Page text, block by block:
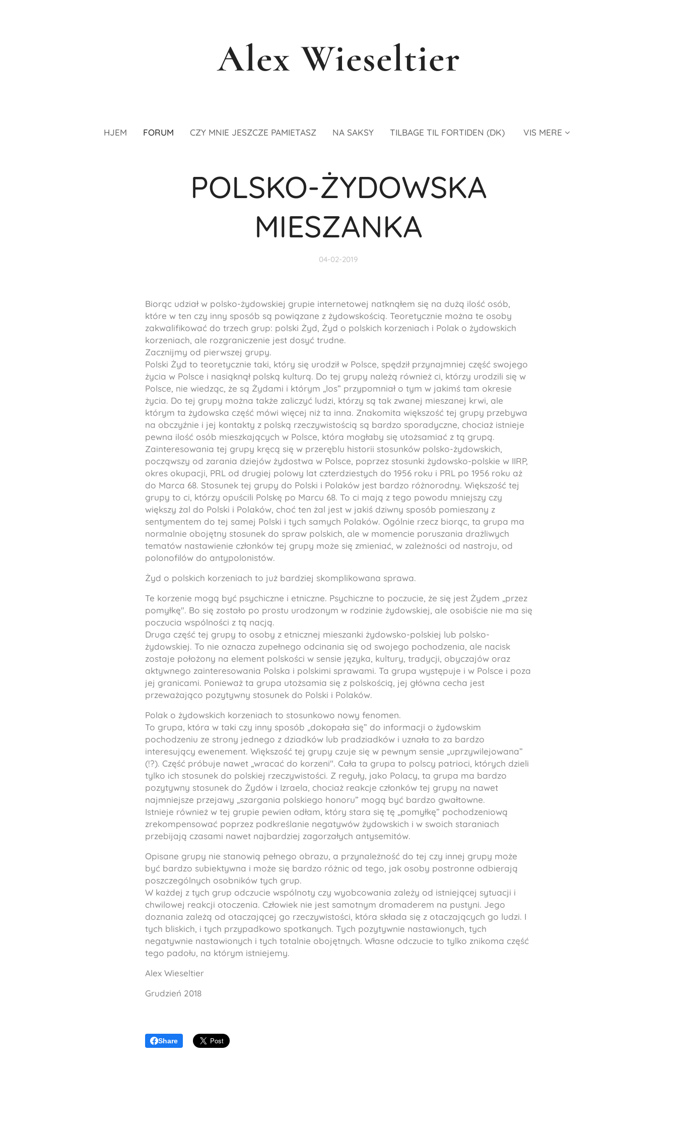
Alex Wieseltier
HJEM FORUM CZY MNIE JESZCZE PAMIETASZ NA SAKSY TILBAGE TIL FORTIDEN (DK) VIS MERE
POLSKO-ŻYDOWSKA
MIESZANKA
04-02-2019
Biorąc udział w polsko-żydowskiej grupie internetowej natknąłem się na dużą ilość osób,
które w ten czy inny sposób są powiązane z żydowskością. Teoretycznie można te osoby
zakwalifikować do trzech grup: polski Żyd, Żyd o polskich korzeniach i Polak o żydowskich
korzeniach, ale rozgraniczenie jest dosyć trudne.
Zacznijmy od pierwszej grupy.
Polski Żyd to teoretycznie taki, który się urodził w Polsce, spędził przynajmniej część swojego
życia w Polsce i nasiąknął polską kulturą. Do tej grupy należą również ci, którzy urodzili się w
Polsce, nie wiedząc, że są Żydami i którym „los” przypomniał o tym w jakimś tam okresie
życia. Do tej grupy można także zaliczyć ludzi, którzy są tak zwanej mieszanej krwi, ale
którym ta żydowska część mówi więcej niż ta inna. Znakomita większość tej grupy przebywa
na obczyźnie i jej kontakty z polską rzeczywistością są bardzo sporadyczne, chociaż istnieje
pewna ilość osób mieszkających w Polsce, która mogłaby się utożsamiać z tą grupą.
Zainteresowania tej grupy kręcą się w przeręblu historii stosunków polsko-żydowskich,
począwszy od zarania dziejów żydostwa w Polsce, poprzez stosunki żydowsko-polskie w IIRP,
okres okupacji, PRL od drugiej polowy lat czterdziestych do 1956 roku i PRL po 1956 roku aż
do Marca 68. Stosunek tej grupy do Polski i Polaków jest bardzo różnorodny. Większość tej
grupy to ci, którzy opuścili Polskę po Marcu 68. To ci mają z tego powodu mniejszy czy
większy żal do Polski i Polaków, choć ten żal jest w jakiś dziwny sposób pomieszany z
sentymentem do tej samej Polski i tych samych Polaków. Ogólnie rzecz biorąc, ta grupa ma
normalnie obojętny stosunek do spraw polskich, ale w momencie poruszania drażliwych
tematów nastawienie członków tej grupy może się zmieniać, w zależności od nastroju, od
polonofilów do antypolonistów.
Żyd o polskich korzeniach to już bardziej skomplikowana sprawa.
Te korzenie mogą być psychiczne i etniczne. Psychiczne to poczucie, że się jest Żydem „przez
pomyłkę". Bo się zostało po prostu urodzonym w rodzinie żydowskiej, ale osobiście nie ma się
poczucia wspólności z tą nacją.
Druga część tej grupy to osoby z etnicznej mieszanki żydowsko-polskiej lub polsko-
żydowskiej. To nie oznacza zupełnego odcinania się od swojego pochodzenia, ale nacisk
zostaje położony na element polskości w sensie języka, kultury, tradycji, obyczajów oraz
aktywnego zainteresowania Polska i polskimi sprawami. Ta grupa występuje i w Polsce i poza
jej granicami. Ponieważ ta grupa utożsamia się z polskością, jej główna cecha jest
przeważająco pozytywny stosunek do Polski i Polaków.
Polak o żydowskich korzeniach to stosunkowo nowy fenomen.
To grupa, która w taki czy inny sposób „dokopała się” do informacji o żydowskim
pochodzeniu ze strony jednego z dziadków lub pradziadków i uznała to za bardzo
interesujący ewenement. Większość tej grupy czuje się w pewnym sensie „uprzywilejowana”
(!?). Część próbuje nawet „wracać do korzeni". Cała ta grupa to polscy patrioci, których dzieli
tylko ich stosunek do polskiej rzeczywistości. Z reguły, jako Polacy, ta grupa ma bardzo
pozytywny stosunek do Żydów i Izraela, chociaż reakcje członków tej grupy na nawet
najmniejsze przejawy „szargania polskiego honoru” mogą być bardzo gwałtowne.
Istnieje również w tej grupie pewien odłam, który stara się tę „pomyłkę” pochodzeniową
zrekompensować poprzez podkreślanie negatywów żydowskich i w swoich staraniach
przebijają czasami nawet najbardziej zagorzałych antysemitów.
Opisane grupy nie stanowią pełnego obrazu, a przynależność do tej czy innej grupy może
być bardzo subiektywna i może się bardzo różnic od tego, jak osoby postronne odbierają
poszczególnych osobników tych grup.
W każdej z tych grup odczucie wspólnoty czy wyobcowania zależy od istniejącej sytuacji i
chwilowej reakcji otoczenia. Człowiek nie jest samotnym dromaderem na pustyni. Jego
doznania zależą od otaczającej go rzeczywistości, która składa się z otaczających go ludzi. I
tych bliskich, i tych przypadkowo spotkanych. Tych pozytywnie nastawionych, tych
negatywnie nastawionych i tych totalnie obojętnych. Własne odczucie to tylko znikoma część
tego padołu, na którym istniejemy.
Alex Wieseltier
Grudzień 2018
Share